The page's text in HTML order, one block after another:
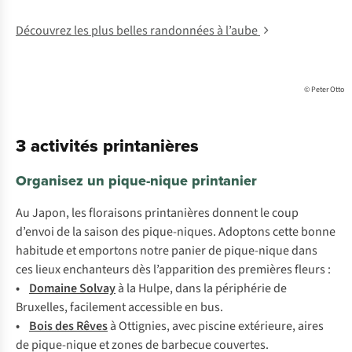
Découvrez les plus belles randonnées à l’aube
© Peter Otto
3 activités printanières
Organisez un pique-nique printanier
AuJapon,lesfloraisons printanièresdonnentlecoup
d’envoide lasaisondes pique-niques.Adoptonscettebonne
habitudeetemportons notrepanierdepique-niquedans
ces lieuxenchanteursdès l’apparitiondes premièresfleurs :
• DomaineSolvayà la Hulpe,dans la périphériede
Bruxelles,facilementaccessibleen bus.
• BoisdesRêvesàOttignies,avecpiscineextérieure,aires
depique-niqueetzonesdebarbecuecouvertes.